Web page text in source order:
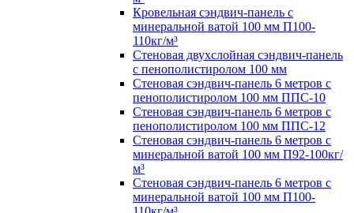
Кровельная сэндвич-панель с
минеральной ватой 100 мм П100-
110кг/м³
Стеновая двухслойная сэндвич-панель
с пенополистиролом 100 мм
Стеновая сэндвич-панель 6 метров с
пенополистиролом 100 мм ППС-10
Стеновая сэндвич-панель 6 метров с
пенополистиролом 100 мм ППС-12
Стеновая сэндвич-панель 6 метров с
минеральной ватой 100 мм П92-100кг/
м³
Стеновая сэндвич-панель 6 метров с
минеральной ватой 100 мм П100-